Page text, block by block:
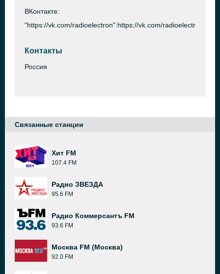
ВКонтакте:
"https://vk.com/radioelectron":https://vk.com/radioelectron
Контакты
Россия
Связанные станции
Хит FM
107.4 FM
Радио ЗВЕЗДА
95.6 FM
Радио Коммерсантъ FM
93.6 FM
Москва FM (Москва)
92.0 FM